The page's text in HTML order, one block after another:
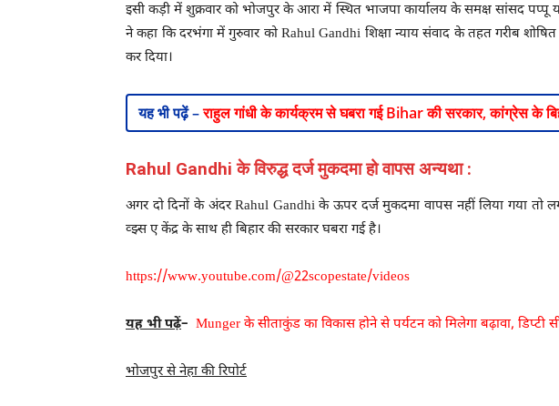
इसी कड़ी में शुक्रवार को भोजपुर के आरा में स्थित भाजपा कार्यालय के समक्ष सांसद पप्पू
ने कहा कि दरभंगा में गुरुवार को Rahul Gandhi शिक्षा न्याय संवाद के तहत गरीब
कर दिया।
यह भी पढ़ें –राहुल गांधी के कार्यक्रम से घबरा गई Bihar की सरकार, कांग्रेस के
Rahul Gandhi के विरुद्ध दर्ज मुकदमा हो वापस अन्यथा :
अगर दो दिनों के अंदर Rahul Gandhi के ऊपर दर्ज मुकदमा वापस नहीं लिया गया तो
व्झ्स ए केंद्र के साथ ही बिहार की सरकार घबरा गई है।
https://www.youtube.com/@22scopestate/videos
यह भी पढ़ें– Munger के सीताकुंड का विकास होने से पर्यटन को मिलेगा बढ़ावा, डिप्टी
भोजपुर से नेहा की रिपोर्ट